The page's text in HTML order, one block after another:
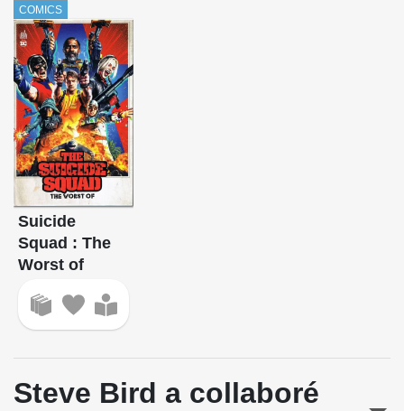
COMICS
Suicide
Squad : The
Worst of
Steve Bird a collaboré